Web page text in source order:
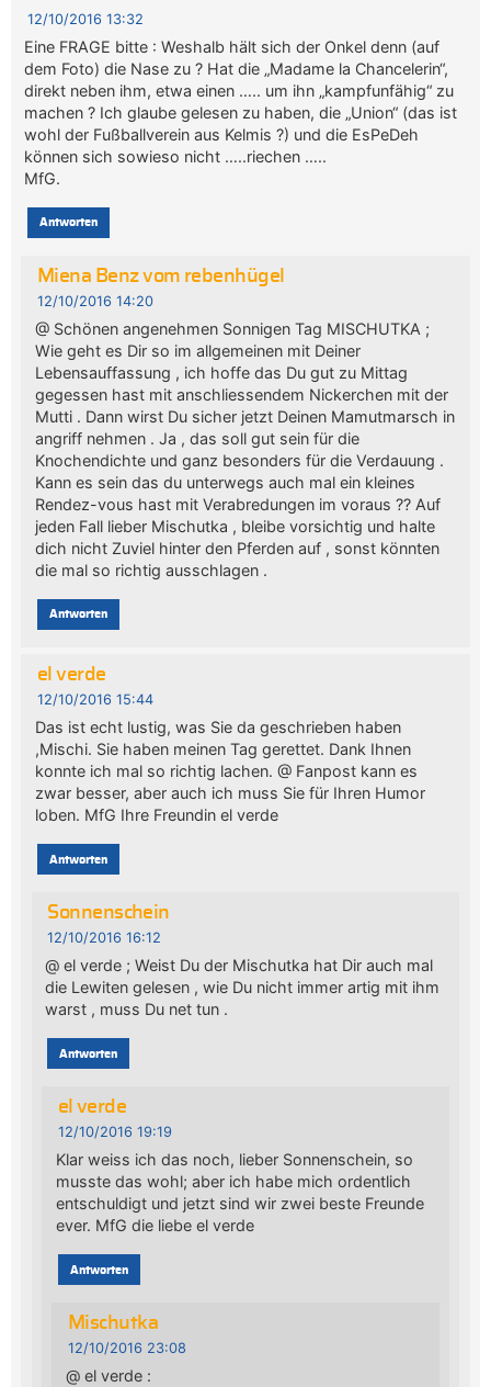
12/10/2016 13:32
Eine FRAGE bitte : Weshalb hält sich der Onkel denn (auf
dem Foto) die Nase zu ? Hat die „Madame la Chancelerin“,
direkt neben ihm, etwa einen ….. um ihn „kampfunfähig“ zu
machen ? Ich glaube gelesen zu haben, die „Union“ (das ist
wohl der Fußballverein aus Kelmis ?) und die EsPeDeh
können sich sowieso nicht …..riechen …..
MfG.
Antworten
Miena Benz vom rebenhügel
12/10/2016 14:20
@ Schönen angenehmen Sonnigen Tag MISCHUTKA ;
Wie geht es Dir so im allgemeinen mit Deiner
Lebensauffassung , ich hoffe das Du gut zu Mittag
gegessen hast mit anschliessendem Nickerchen mit der
Mutti . Dann wirst Du sicher jetzt Deinen Mamutmarsch in
angriff nehmen . Ja , das soll gut sein für die
Knochendichte und ganz besonders für die Verdauung .
Kann es sein das du unterwegs auch mal ein kleines
Rendez-vous hast mit Verabredungen im voraus ?? Auf
jeden Fall lieber Mischutka , bleibe vorsichtig und halte
dich nicht Zuviel hinter den Pferden auf , sonst könnten
die mal so richtig ausschlagen .
Antworten
el verde
12/10/2016 15:44
Das ist echt lustig, was Sie da geschrieben haben
,Mischi. Sie haben meinen Tag gerettet. Dank Ihnen
konnte ich mal so richtig lachen. @ Fanpost kann es
zwar besser, aber auch ich muss Sie für Ihren Humor
loben. MfG Ihre Freundin el verde
Antworten
Sonnenschein
12/10/2016 16:12
@ el verde ; Weist Du der Mischutka hat Dir auch mal
die Lewiten gelesen , wie Du nicht immer artig mit ihm
warst , muss Du net tun .
Antworten
el verde
12/10/2016 19:19
Klar weiss ich das noch, lieber Sonnenschein, so
musste das wohl; aber ich habe mich ordentlich
entschuldigt und jetzt sind wir zwei beste Freunde
ever. MfG die liebe el verde
Antworten
Mischutka
12/10/2016 23:08
@ el verde :